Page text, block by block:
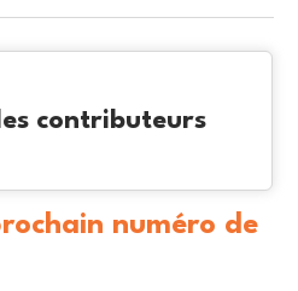
contributeurs
numéro de